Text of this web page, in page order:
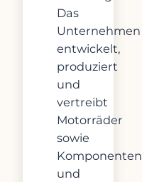
Das
Unternehmen
entwickelt,
produziert
und
vertreibt
Motorräder
sowie
Komponenten
und